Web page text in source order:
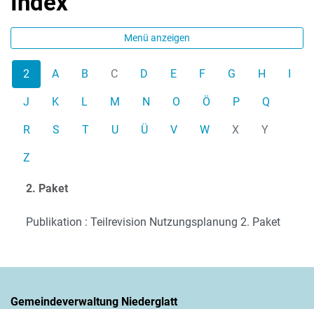
Menü anzeigen
2 A B C D E F G H I
J K L M N O Ö P Q
R S T U Ü V W X Y
Z
2. Paket
Publikation : Teilrevision Nutzungsplanung 2. Paket
Gemeindeverwaltung Niederglatt